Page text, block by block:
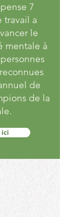
7
travail a
le
mentale à
de
de la